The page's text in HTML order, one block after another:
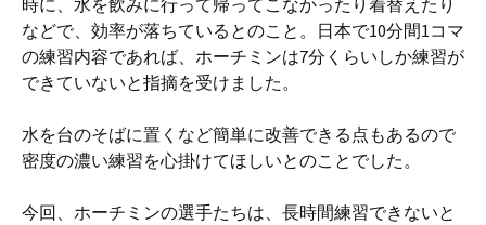
時に、水を飲みに行って帰ってこなかったり着替えたり
などで、効率が落ちているとのこと。日本で10分間1コマ
の練習内容であれば、ホーチミンは7分くらいしか練習が
できていないと指摘を受けました。
水を台のそばに置くなど簡単に改善できる点もあるので
密度の濃い練習を心掛けてほしいとのことでした。
今回、ホーチミンの選手たちは、長時間練習できないと